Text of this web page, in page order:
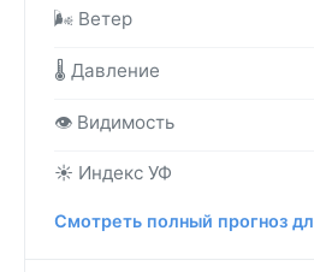
🌬️ Ветер
🌡️ Давление
👁️ Видимость
☀️ Индекс УФ
Смотреть полный прогноз